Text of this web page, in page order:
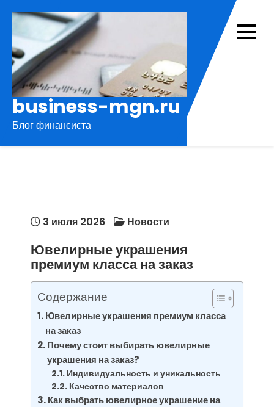
содержимому
business-mgn.ru
Блог финансиста
3 июля 2026 Новости
Ювелирные украшения
премиум класса на заказ
Содержание
Ювелирные украшения премиум класса
на заказ
Почему стоит выбирать ювелирные
украшения на заказ?
Индивидуальность и уникальность
Качество материалов
Как выбрать ювелирное украшение на